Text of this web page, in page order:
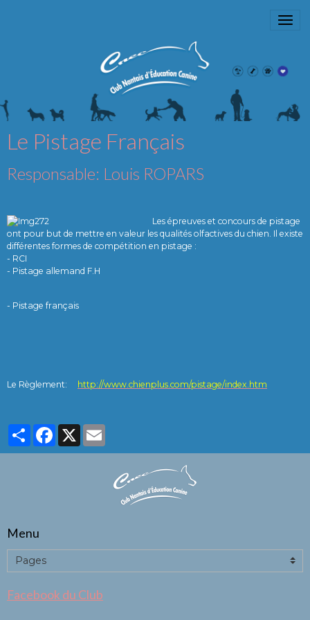
Le Pistage Français
Responsable: Louis ROPARS
Les épreuves et concours de pistage
ont pour but de mettre en valeur les qualités olfactives du chien. Il existe
différentes formes de compétition en pistage :
- RCI
- Pistage allemand F.H
- Pistage français
Le Règlement: http://www.chienplus.com/pistage/index.htm
PartagerFacebook
X
Menu
Facebook du Club